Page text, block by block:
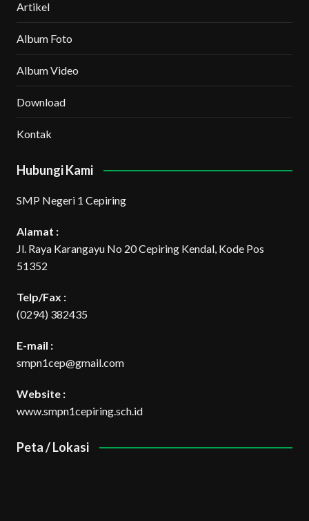
Artikel
Album Foto
Album Video
Download
Kontak
Hubungi Kami
SMP Negeri 1 Cepiring
Alamat :
Jl. Raya Karangayu No 20 Cepiring Kendal, Kode Pos
51352
Telp/Fax :
(0294) 382435
E-mail :
smpn1cep@gmail.com
Website :
www.smpn1cepiring.sch.id
Peta / Lokasi